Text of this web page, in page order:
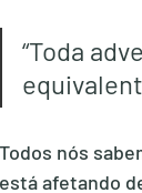
“Toda
Todos nós
está afetando